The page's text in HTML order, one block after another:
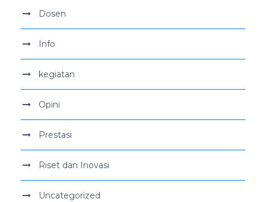
Dosen
Info
kegiatan
Opini
Prestasi
Riset dan Inovasi
Uncategorized